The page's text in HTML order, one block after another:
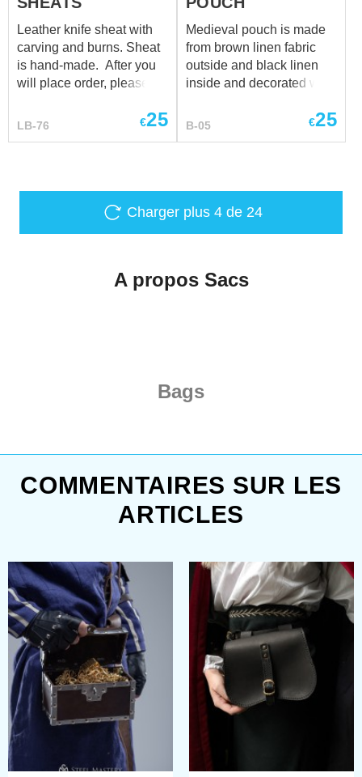
Leather knife sheat with
carving and burns. Sheat
is hand-made. After you
will place order, please
sales@steel-mastery.com
LB-76 €25
Medieval pouch is made
from brown linen fabric
outside and black linen
inside and decorated with
with 2 beads on the end.
B-05 €25
Charger plus 4 de 24
A propos Sacs
Bags
COMMENTAIRES SUR LES
ARTICLES